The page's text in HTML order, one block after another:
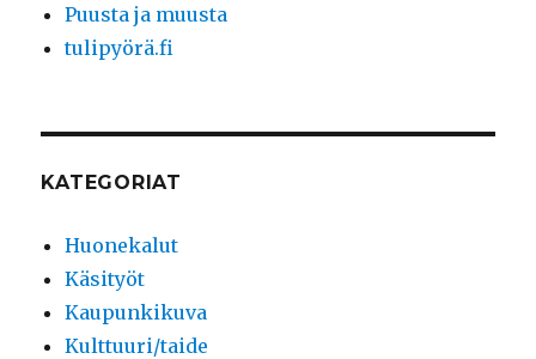
Puusta ja muusta
tulipyörä.fi
KATEGORIAT
Huonekalut
Käsityöt
Kaupunkikuva
Kulttuuri/taide